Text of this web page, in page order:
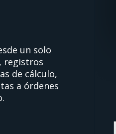
un solo
registros
de cálculo,
a órdenes